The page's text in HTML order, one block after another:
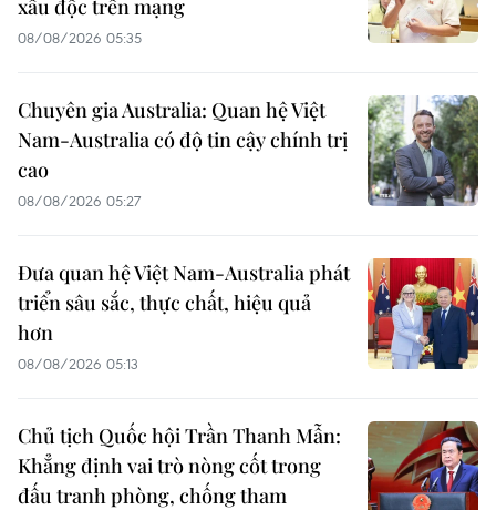
xấu độc trên mạng
08/08/2026 05:35
Chuyên gia Australia: Quan hệ Việt
Nam-Australia có độ tin cậy chính trị
cao
08/08/2026 05:27
Đưa quan hệ Việt Nam-Australia phát
triển sâu sắc, thực chất, hiệu quả
hơn
08/08/2026 05:13
Chủ tịch Quốc hội Trần Thanh Mẫn:
Khẳng định vai trò nòng cốt trong
đấu tranh phòng, chống tham